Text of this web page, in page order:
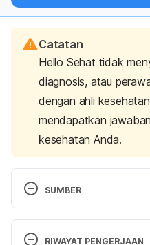
Catatan
Hello Sehat tidak
diagnosis, atau
dengan ahli
mendapatkan
kesehatan Anda.
SUMBER
Age UK.
RIWAYAT PENGERJAAN